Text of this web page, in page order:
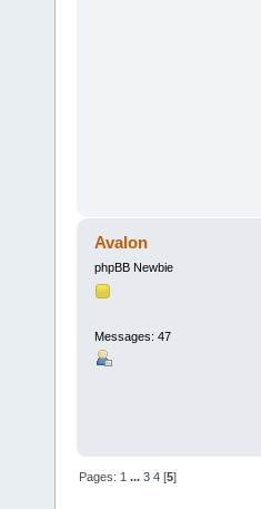
Avalon
phpBB Newbie
Messages: 47
Pages: 1 ...3 4 [5]